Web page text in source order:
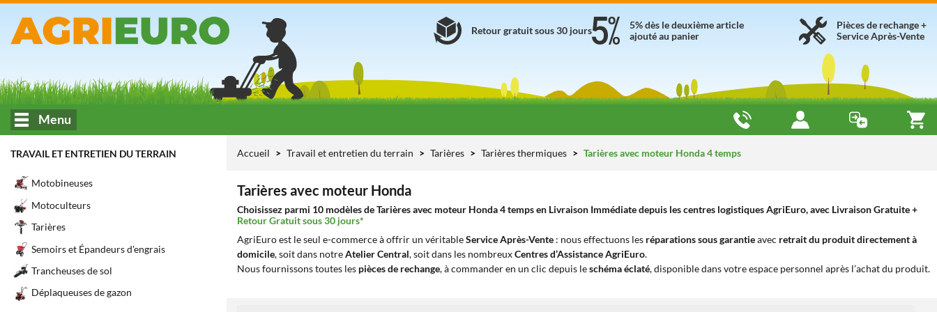
Pièces de rechange +
Service Après-Vente
5% dès le deuxième article
ajouté au panier
Retour gratuit sous 30 jours
Menu
TRAVAIL ET ENTRETIEN DU TERRAIN
Motobineuses
Motoculteurs
Tarières
Semoirs et Épandeurs d'engrais
Trancheuses de sol
Déplaqueuses de gazon
Accueil Travail et entretien du terrain Tarières Tarières thermiques Tarières avec moteur Honda 4 temps
Tarières avec moteur Honda
Choisissez parmi 10 modèles de Tarières avec moteur Honda 4 temps en Livraison Immédiate depuis les centres logistiques AgriEuro, avec Livraison Gratuite +
Retour Gratuit sous 30 jours*
AgriEuro est le seul e-commerce à offrir un véritableService Après-Vente : nous effectuons les réparations sous garantieavec retrait du produit directement à
domicile, soit dans notreAtelier Central, soit dans les nombreuxCentres d’Assistance AgriEuro.
Nous fournissons toutes les pièces de rechange, à commander en un clic depuis leschéma éclaté, disponible dans votre espace personnel après l’achat du produit.